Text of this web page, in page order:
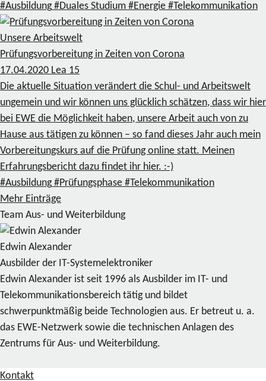
#Ausbildung #Duales Studium #Energie #Telekommunikation
Unsere Arbeitswelt
Prüfungsvorbereitung in Zeiten von Corona
17.04.2020 Lea 15
Die aktuelle Situation verändert die Schul- und Arbeitswelt
ungemein und wir können uns glücklich schätzen, dass wir hier
bei EWE die Möglichkeit haben, unsere Arbeit auch von zu
Hause aus tätigen zu können – so fand dieses Jahr auch mein
Vorbereitungskurs auf die Prüfung online statt. Meinen
Erfahrungsbericht dazu findet ihr hier. :-)
#Ausbildung #Prüfungsphase #Telekommunikation
Mehr Einträge
Team Aus- und Weiterbildung
Edwin Alexander
Ausbilder der IT-Systemelektroniker
Edwin Alexander ist seit 1996 als Ausbilder im IT- und
Telekommunikationsbereich tätig und bildet
schwerpunktmäßig beide Technologien aus. Er betreut u. a.
das EWE-Netzwerk sowie die technischen Anlagen des
Zentrums für Aus- und Weiterbildung.
Kontakt